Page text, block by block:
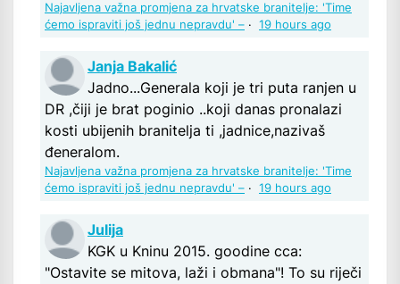
Najavljena važna promjena za hrvatske branitelje: 'Time
ćemo ispraviti još jednu nepravdu' – · 19 hours ago
Janja Bakalić
Jadno...Generala koji je tri puta ranjen u
DR ,čiji je brat poginio ..koji danas pronalazi
kosti ubijenih branitelja ti ,jadnice,nazivaš
đeneralom.
Najavljena važna promjena za hrvatske branitelje: 'Time
ćemo ispraviti još jednu nepravdu' – · 19 hours ago
Julija
KGK u Kninu 2015. goodine cca:
"Ostavite se mitova, laži i obmana"! To su riječi